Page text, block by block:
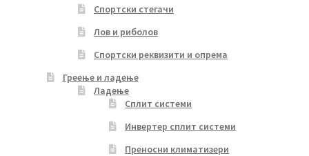
Спортски стегачи
Лов и риболов
Спортски реквизити и опрема
Греење и ладење
Ладење
Сплит системи
Инвертер сплит системи
Преносни климатизери